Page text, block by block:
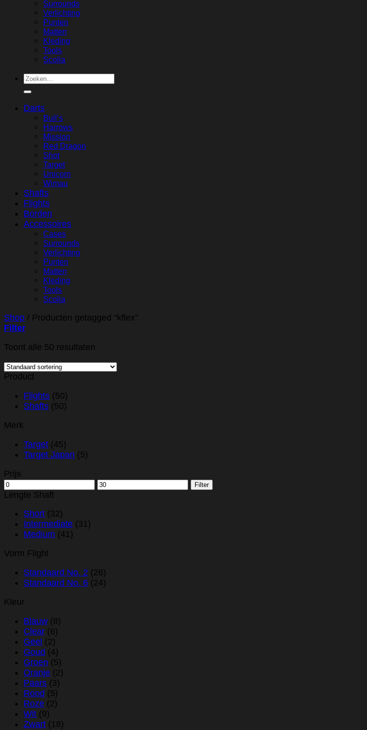
Surrounds
Verlichting
Punten
Matten
Kleding
Tools
Scolia
Zoeken
naar:
Darts
Bull’s
Harrows
Mission
Red Dragon
Shot
Target
Unicorn
Wimau
Shafts
Flights
Borden
Accessoires
Cases
Surrounds
Verlichting
Punten
Matten
Kleding
Tools
Scolia
Shop / Producten getagged “kflex”
Filter
Toont alle 50 resultaten
Product
Flights (50)
Shafts (50)
Merk
Target (45)
Target Japan (5)
Prijs
Min.
prijs
Max.
Filter
Lengte Shaft
Short (32)
Intermediate (31)
Medium (41)
Vorm Flight
Standaard No. 2 (26)
Standaard No. 6 (24)
Kleur
Blauw (8)
Clear (6)
Geel (2)
Goud (4)
Groen (5)
Oranje (2)
Paars (3)
Rood (5)
Roze (2)
Wit (9)
Zwart (18)